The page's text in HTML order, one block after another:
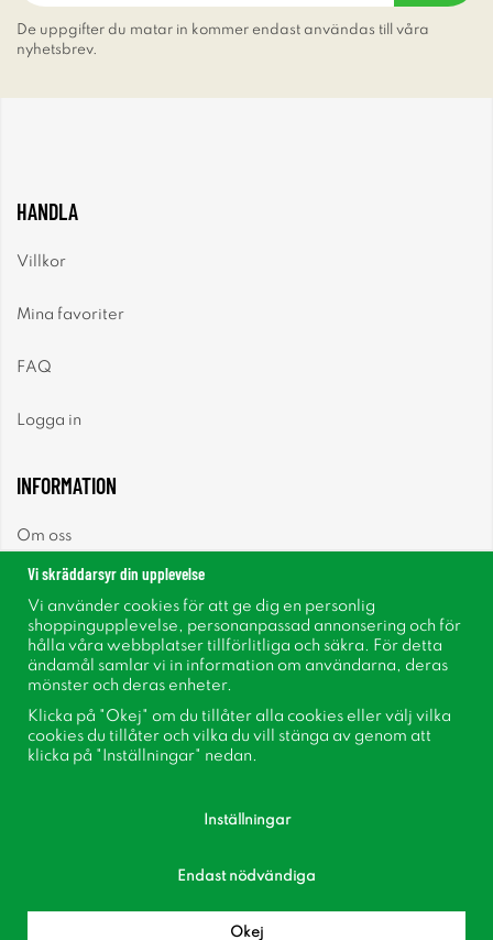
De uppgifter du matar in kommer endast användas till våra
nyhetsbrev.
HANDLA
Villkor
Mina favoriter
FAQ
Logga in
INFORMATION
Om oss
Nyhetsbrev
Om cookies
Inspiration
Bli medlem i vår kundklubb!
Vi skräddarsyr din upplevelse
Vi använder cookies för att ge dig en personlig
shoppingupplevelse, personanpassad annonsering och för
hålla våra webbplatser tillförlitliga och säkra. För detta
ändamål samlar vi in information om användarna, deras
mönster och deras enheter.
Klicka på "Okej" om du tillåter alla cookies eller välj vilka
cookies du tillåter och vilka du vill stänga av genom att
klicka på "Inställningar" nedan.
Inställningar
Endast nödvändiga
Okej